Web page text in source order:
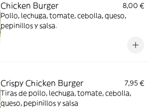
Chicken Burger
8,00 €
Pollo, lechuga, tomate, cebolla, queso,
pepinillos y salsa.
Crispy Chicken Burger
7,95 €
Tiras de pollo, lechuga, tomate, cebolla,
queso, pepinillos y salsa